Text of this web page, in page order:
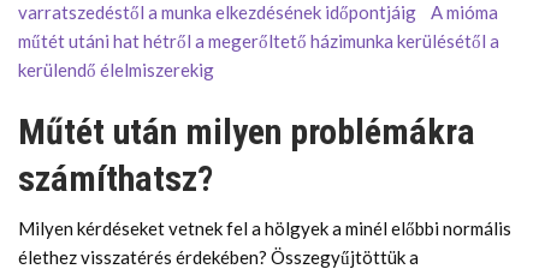
varratszedéstől a munka elkezdésének időpontjáig
A mióma
műtét utáni hat hétről a megerőltető házimunka kerülésétől a
kerülendő élelmiszerekig
Műtét után milyen problémákra
számíthatsz?
Milyen kérdéseket vetnek fel a hölgyek a minél előbbi normális
élethez visszatérés érdekében? Összegyűjtöttük a